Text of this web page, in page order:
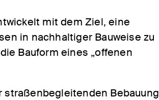
mit dem Ziel, eine
in nachhaltiger Bauweise zu
Bauform eines „offenen
Bebauung